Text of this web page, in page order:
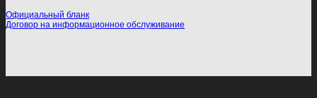
Официальный бланк
Договор на информационное обслуживание